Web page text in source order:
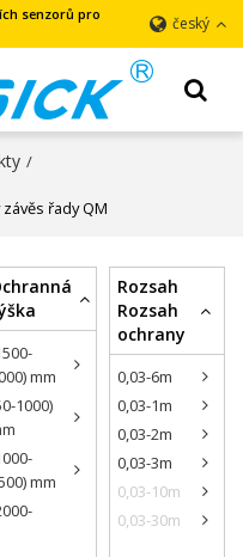
senzorů pro
český
/
řady QM
mm
1000)
mm
Rozsah
Rozsah
ochrany
0,03-6m
0,03-1m
0,03-2m
0,03-3m
0,03-10m
0,03-30m